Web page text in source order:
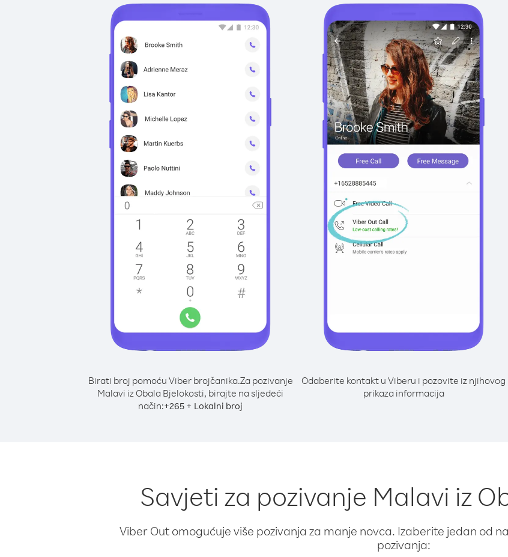
Birati broj pomoću Viber brojčanika.Za pozivanje
Malavi iz Obala Bjelokosti, birajte na sljedeći
način:+265 + Lokalni broj
Odaberite kontakt u Viberu i pozovite iz njihovog
prikaza informacija
Savjeti za pozivanje Malavi iz
Viber Out omogućuje više pozivanja za manje novca. Izaberite jedan od
pozivanja: